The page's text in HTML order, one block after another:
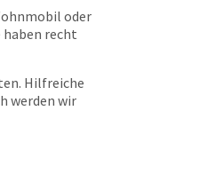
oder
recht
Hilfreiche
werden wir